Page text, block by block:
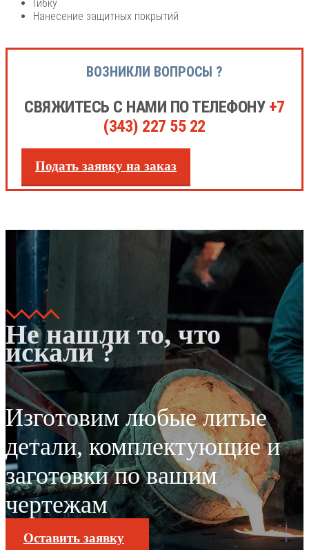
Гибку
Нанесение защитных покрытий
ВОЗНИКЛИ ВОПРОСЫ ?
СВЯЖИТЕСЬ С НАМИ ПО ТЕЛЕФОНУ +7
(343) 227 55 22
Подать заявку на заказ
Не нашли то, что
искали ?
Изготовим любые литые
детали, комплектующие и
заготовки по вашим
чертежам
Оставить заявку